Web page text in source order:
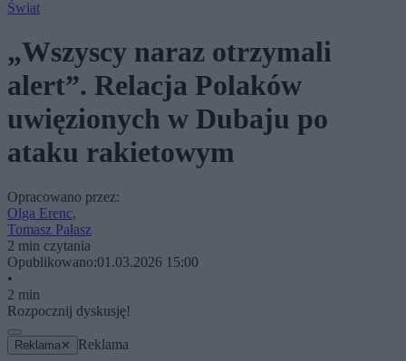
Świat
„Wszyscy naraz otrzymali
alert”. Relacja Polaków
uwięzionych w Dubaju po
ataku rakietowym
Opracowano przez:
Olga Erenc,
Tomasz Pałasz
2 min czytania
Opublikowano:01.03.2026 15:00
•
2 min
Rozpocznij dyskusję!
Reklama ✕ Reklama